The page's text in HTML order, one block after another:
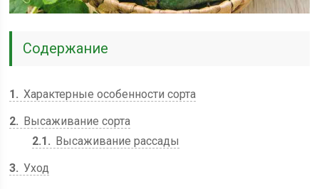
Содержание
1
Характерные особенности сорта
2
Высаживание сорта
2.1
Высаживание рассады
3 Уход